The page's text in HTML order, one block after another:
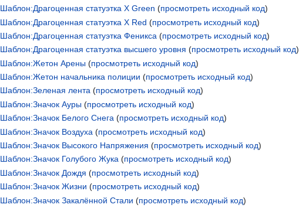
Шаблон:Драгоценная статуэтка X Green (просмотреть исходный код)
Шаблон:Драгоценная статуэтка X Red (просмотреть исходный код)
Шаблон:Драгоценная статуэтка Феникса (просмотреть исходный код)
Шаблон:Драгоценная статуэтка высшего уровня (просмотреть исходный код)
Шаблон:Жетон Арены (просмотреть исходный код)
Шаблон:Жетон начальника полиции (просмотреть исходный код)
Шаблон:Зеленая лента (просмотреть исходный код)
Шаблон:Значок Ауры (просмотреть исходный код)
Шаблон:Значок Белого Снега (просмотреть исходный код)
Шаблон:Значок Воздуха (просмотреть исходный код)
Шаблон:Значок Высокого Напряжения (просмотреть исходный код)
Шаблон:Значок Голубого Жука (просмотреть исходный код)
Шаблон:Значок Дождя (просмотреть исходный код)
Шаблон:Значок Жизни (просмотреть исходный код)
Шаблон:Значок Закалённой Стали (просмотреть исходный код)